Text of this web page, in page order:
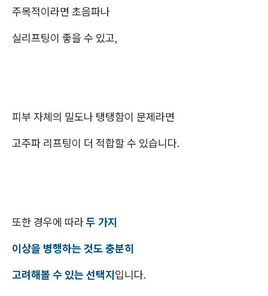
주목적이라면 초음파나
실리프팅이 좋을 수 있고,
피부 자체의 밀도나 탱탱함이 문제라면
고주파 리프팅이 더 적합할 수 있습니다.
또한 경우에 따라두 가지
이상을 병행하는 것도 충분히
고려해볼 수 있는 선택지입니다.